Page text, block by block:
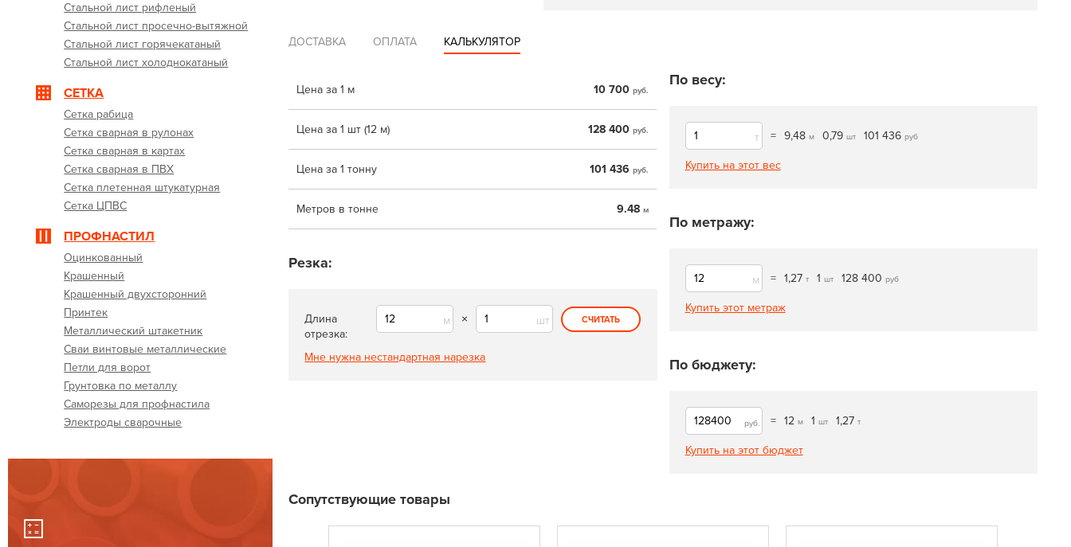
Стальной лист рифленый
Стальной лист просечно-вытяжной
Стальной лист горячекатаный
Стальной лист холоднокатаный
СЕТКА
Сетка рабица
Сетка сварная в рулонах
Сетка сварная в картах
Сетка сварная в ПВХ
Сетка плетенная штукатурная
Сетка ЦПВС
ПРОФНАСТИЛ
Оцинкованный
Крашенный
Крашенный двухсторонний
Принтек
Металлический штакетник
Сваи винтовые металлические
Петли для ворот
Грунтовка по металлу
Саморезы для профнастила
Электроды сварочные
ДОСТАВКА ОПЛАТА КАЛЬКУЛЯТОР
Цена за 1 м 10 700руб.
Цена за 1 шт (12 м) 128 400руб.
Цена за 1 тонну 101 436руб.
Метров в тонне 9.48м
Резка:
Длина
отрезка:
м × шт СЧИТАТЬ
Мне нужна нестандартная нарезка
По весу:
т = 9,48 м 0,79 шт 101 436 руб
Купить на этот вес
По метражу:
м = 1,27 т 1 шт 128 400 руб
Купить этот метраж
По бюджету:
руб. = 12 м 1 шт 1,27 т
Купить на этот бюджет
Сопутствующие товары